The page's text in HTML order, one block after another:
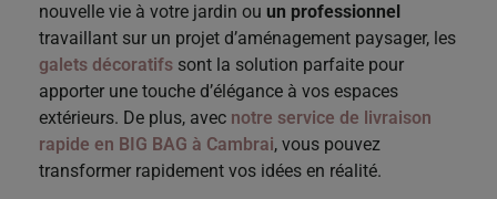
nouvelle vie à votre jardin ou un professionnel
travaillant sur un projet d’aménagement paysager, les
galets décoratifs sont la solution parfaite pour
apporter une touche d’élégance à vos espaces
extérieurs. De plus, avec notre service de livraison
rapide en BIG BAG à Cambrai, vous pouvez
transformer rapidement vos idées en réalité.